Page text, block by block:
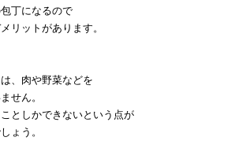
丁になるので
リットがあります。
、肉や野菜などを
せん。
としかできないという点が
ょう。